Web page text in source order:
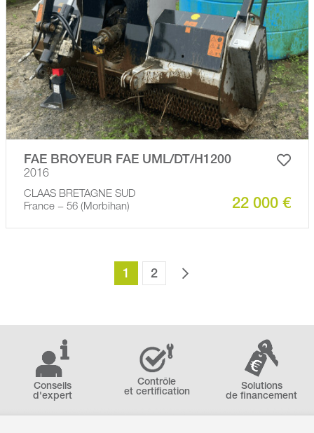
FAE BROYEUR FAE UML/DT/H1200
2016
CLAAS BRETAGNE SUD
France − 56 (Morbihan)
22 000 €
1 2
Conseils
d'expert
Contrôle
et certification
Solutions
de financement